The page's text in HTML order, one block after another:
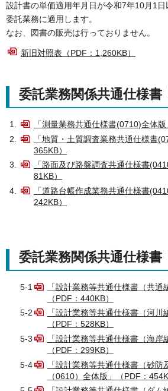
設計書の単価適用年月日が令和7年10月1
委託業務に適用します。
なお、図書の販売は行っておりません。
新旧対照表（PDF：1,260KB）
委託業務関係共通仕様書
「測量業務共通仕様書(0710)全体版
「地質・土質調査業務共通仕様書
365KB）
「路面及び路盤調査共通仕様書
81KB）
「道路台帳作成業務共通仕様書
242KB）
委託業務関係共通仕様書
5-1
「設計業務等共通仕様書（共通
（PDF：440KB）
5-2
「設計業務等共通仕様書（河川
（PDF：528KB）
5-3
「設計業務等共通仕様書（海岸
（PDF：299KB）
5-4
「設計業務等共通仕様書（砂防
（0610）全体版」（PDF：